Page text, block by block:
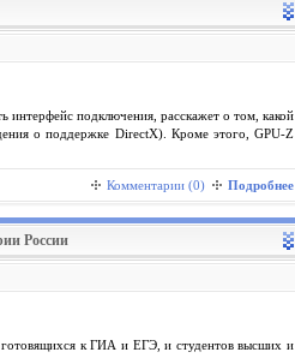
интерфейс подключения, расскажет о том, какой
о поддержке DirectX). Кроме этого, GPU-Z
Комментарии (0) Подробнее
России
готовящихся к ГИА и ЕГЭ, и студентов высших и